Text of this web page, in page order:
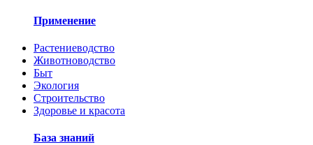
Применение
Растениеводство
Животноводство
Быт
Экология
Строительство
Здоровье и красота
База знаний